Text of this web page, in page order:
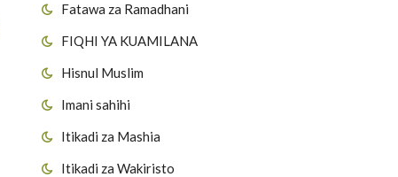
Fatawa za Ramadhani
FIQHI YA KUAMILANA
Hisnul Muslim
Imani sahihi
Itikadi za Mashia
Itikadi za Wakiristo